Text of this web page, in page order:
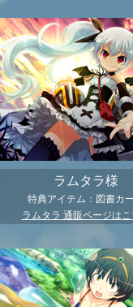
ラムタラ様
特典アイテム：図書カ
ラムタラ 通販ページはこ